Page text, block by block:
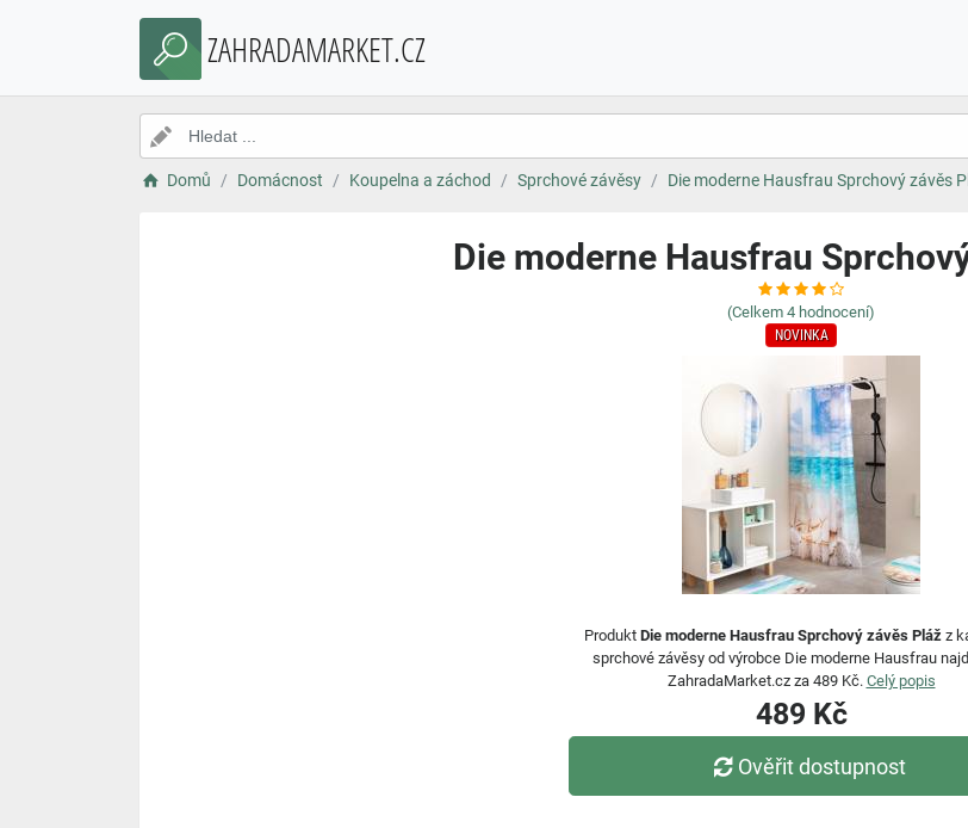
ZAHRADAMARKET.CZ
Domů Domácnost Koupelna a záchod Sprchové závěsy Die moderne Hausfrau Sprchový závěs
Die moderne Hausfrau
(Celkem 4 hodnocení)
NOVINKA
Produkt Die moderne Hausfrau Sprchový závěs Plážz
sprchové závěsy od výrobce Die moderne Hausfrau
ZahradaMarket.cz za 489 Kč. Celý popis
489 Kč
Ověřit dostupnost